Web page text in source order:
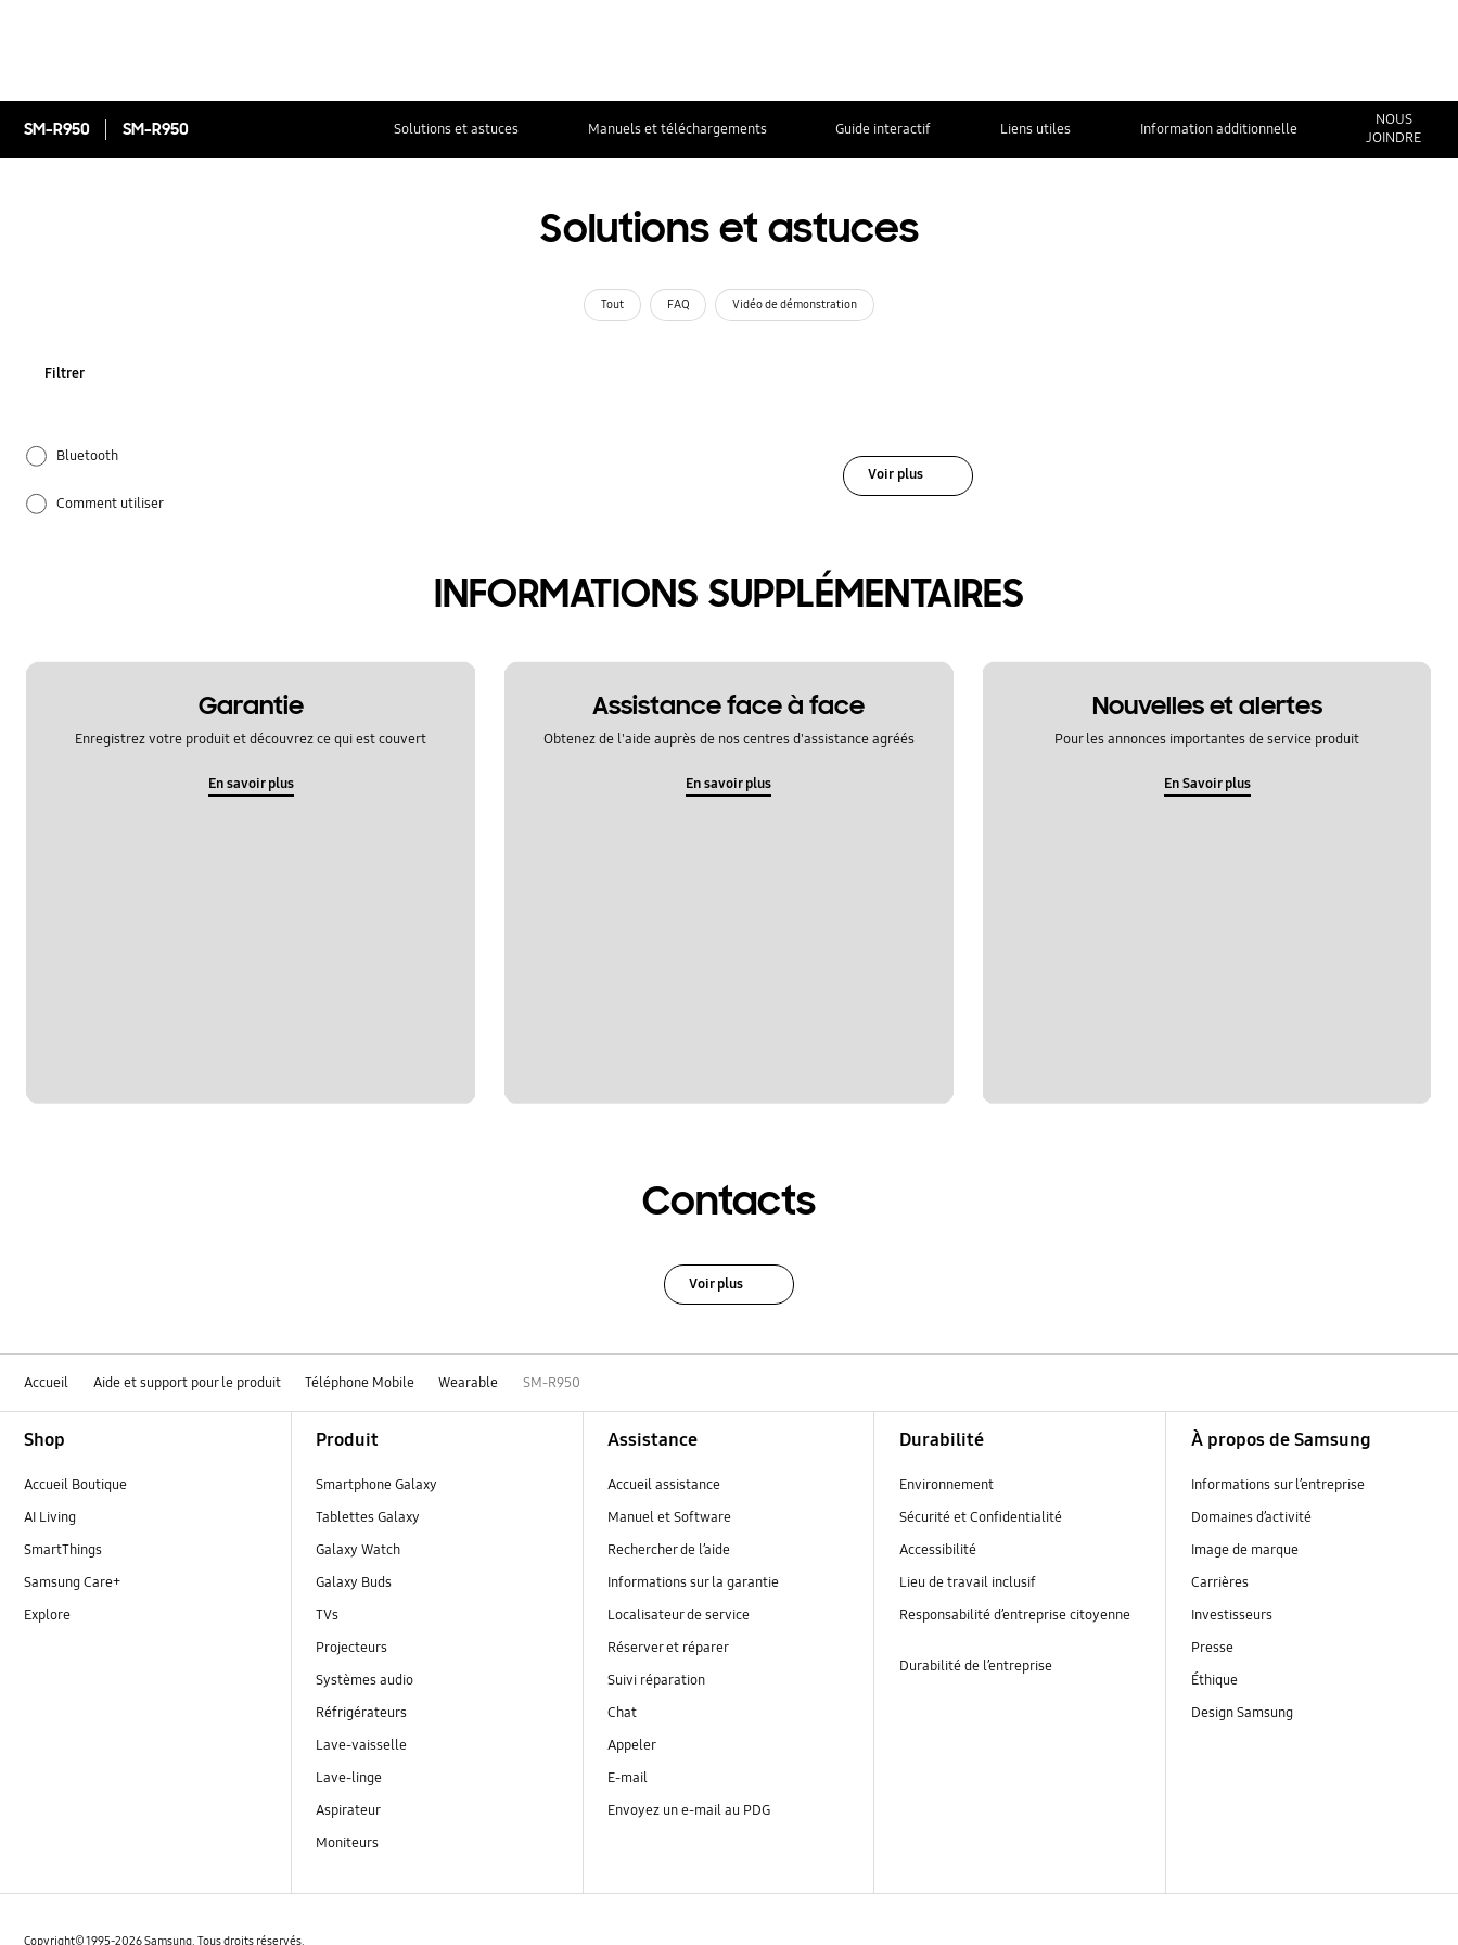
SM-R950 SM-R950 Solutions et astuces Manuels et téléchargements Guide interactif Liens utiles Information additionnelle
NOUS
JOINDRE
Solutions et astuces
Tout FAQ Vidéo de démonstration
Filtrer
Bluetooth
Comment utiliser
appeler et communiquer
audio
Voir plus
INFORMATIONS SUPPLÉMENTAIRES
Garantie
Enregistrez votre produit et découvrez ce qui est couvert
En savoir plus
Assistance face à face
Obtenez de l'aide auprès de nos centres d'assistance agréés
En savoir plus
Nouvelles et alertes
Pour les annonces importantes de service produit
En Savoir plus
Contacts
Voir plus
Accueil Aide et support pour le produit Téléphone Mobile Wearable SM-R950
Shop
Accueil Boutique
AI Living
SmartThings
Samsung Care+
Explore
Produit
Smartphone Galaxy
Tablettes Galaxy
Galaxy Watch
Galaxy Buds
TVs
Projecteurs
Systèmes audio
Réfrigérateurs
Lave-vaisselle
Lave-linge
Aspirateur
Moniteurs
Assistance
Accueil assistance
Manuel et Software
Rechercher de l’aide
Informations sur la garantie
Localisateur de service
Réserver et réparer
Suivi réparation
Chat
Appeler
E-mail
Envoyez un e-mail au PDG
Durabilité
Environnement
Sécurité et Confidentialité
Accessibilité
Lieu de travail inclusif
Responsabilité d’entreprise citoyenne
Durabilité de l’entreprise
À propos de Samsung
Informations sur l’entreprise
Domaines d’activité
Image de marque
Carrières
Investisseurs
Presse
Éthique
Design Samsung
Copyright© 1995-2026 Samsung. Tous droits réservés.